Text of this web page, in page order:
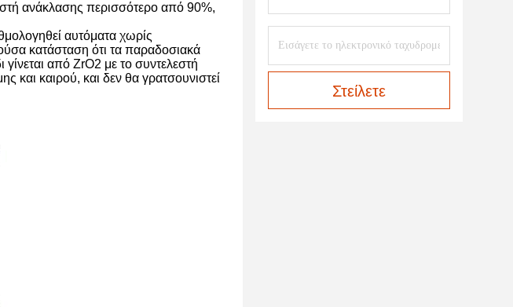
ανάκλασης περισσότερο από 90%,
αυτόματα χωρίς
κατάσταση ότι τα παραδοσιακά
από ZrO2 με το συντελεστή
και καιρού, και δεν θα γρατσουνιστεί
Στείλετε